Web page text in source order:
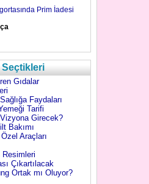
Prim İadesi
Gıdalar
Faydaları
Tarifi
Girecek?
Bakımı
Araçları
Çıkartılacak
Ortak mı Oluyor?